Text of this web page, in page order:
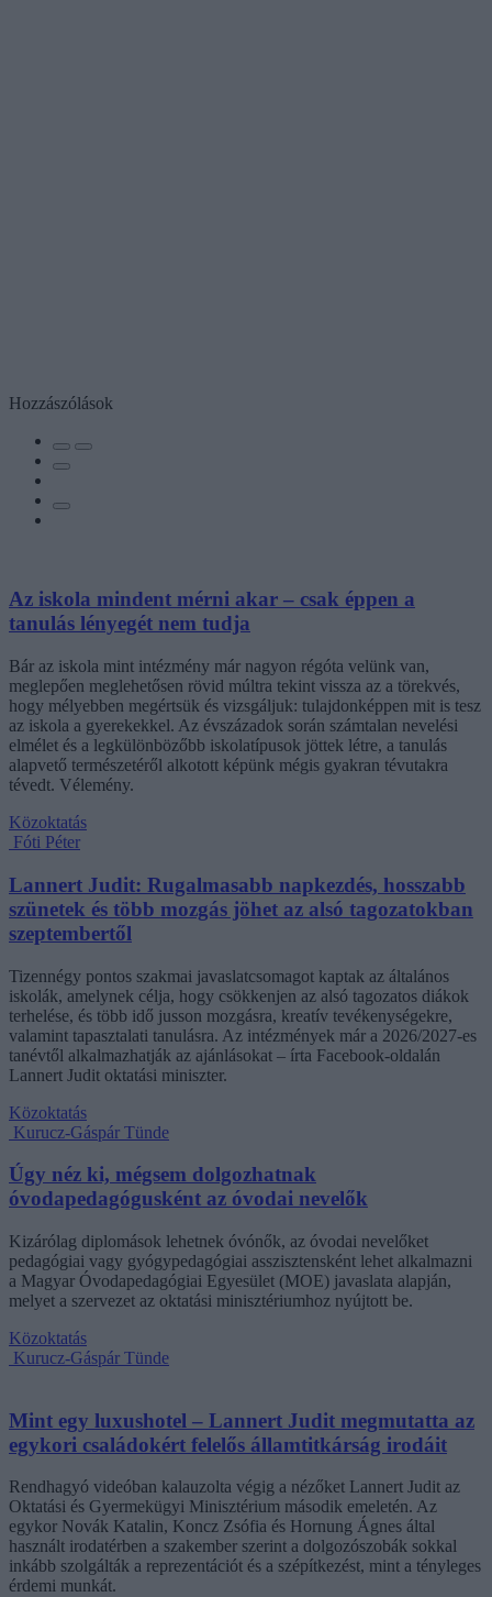
Hozzászólások
Az iskola mindent mérni akar – csak éppen a
tanulás lényegét nem tudja
Bár az iskola mint intézmény már nagyon régóta velünk van,
meglepően meglehetősen rövid múltra tekint vissza az a törekvés,
hogy mélyebben megértsük és vizsgáljuk: tulajdonképpen mit is tesz
az iskola a gyerekekkel. Az évszázadok során számtalan nevelési
elmélet és a legkülönbözőbb iskolatípusok jöttek létre, a tanulás
alapvető természetéről alkotott képünk mégis gyakran tévutakra
tévedt. Vélemény.
Közoktatás
Fóti Péter
Lannert Judit: Rugalmasabb napkezdés, hosszabb
szünetek és több mozgás jöhet az alsó tagozatokban
szeptembertől
Tizennégy pontos szakmai javaslatcsomagot kaptak az általános
iskolák, amelynek célja, hogy csökkenjen az alsó tagozatos diákok
terhelése, és több idő jusson mozgásra, kreatív tevékenységekre,
valamint tapasztalati tanulásra. Az intézmények már a 2026/2027-es
tanévtől alkalmazhatják az ajánlásokat – írta Facebook-oldalán
Lannert Judit oktatási miniszter.
Közoktatás
Kurucz-Gáspár Tünde
Úgy néz ki, mégsem dolgozhatnak
óvodapedagógusként az óvodai nevelők
Kizárólag diplomások lehetnek óvónők, az óvodai nevelőket
pedagógiai vagy gyógypedagógiai asszisztensként lehet alkalmazni
a Magyar Óvodapedagógiai Egyesület (MOE) javaslata alapján,
melyet a szervezet az oktatási minisztériumhoz nyújtott be.
Közoktatás
Kurucz-Gáspár Tünde
Mint egy luxushotel – Lannert Judit megmutatta az
egykori családokért felelős államtitkárság irodáit
Rendhagyó videóban kalauzolta végig a nézőket Lannert Judit az
Oktatási és Gyermekügyi Minisztérium második emeletén. Az
egykor Novák Katalin, Koncz Zsófia és Hornung Ágnes által
használt irodatérben a szakember szerint a dolgozószobák sokkal
inkább szolgálták a reprezentációt és a szépítkezést, mint a tényleges
érdemi munkát.